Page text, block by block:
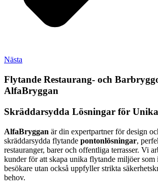
Nästa
Flytande Restaurang- och
AlfaBryggan
Skräddarsydda Lösningar för
AlfaBryggan är din expertpartner för design
skräddarsydda flytande pontonlösningar,
restauranger, barer och offentliga terrasser. Vi
kunder för att skapa unika flytande miljöer som
besökare utan också uppfyller strikta
behov.